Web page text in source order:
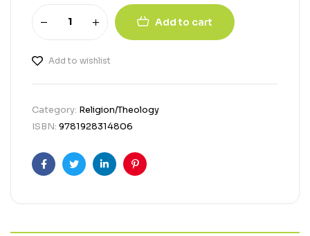
Add to cart
Add to wishlist
Category: Religion/Theology
ISBN: 9781928314806
FacebookTwitterLinkedinPinterest